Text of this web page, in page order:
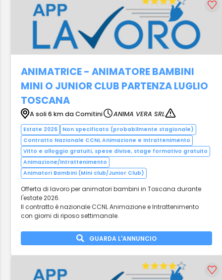
ANIMATRICE - ANIMATORE BAMBINI
MINI O JUNIOR CLUB PARTENZA LUGLIO
TOSCANA
A soli 6 km da Comitini ANIMA VERA SRL
Estate 2026
Non specificato (probabilmente stagionale)
Contratto Nazionale CCNL Animazione e Intrattenimento
Vitto e alloggio gratuiti, spese divise, stage formativo gratuito
Animazione/Intrattenimento
Animatori Bambini (Mini club/Junior Club)
Offerta di lavoro per animatori bambini in Toscana durante
l'estate 2026.
Il contratto è nazionale CCNL Animazione e Intrattenimento
con giorni di riposo settimanale.
GUARDA L'ANNUNCIO